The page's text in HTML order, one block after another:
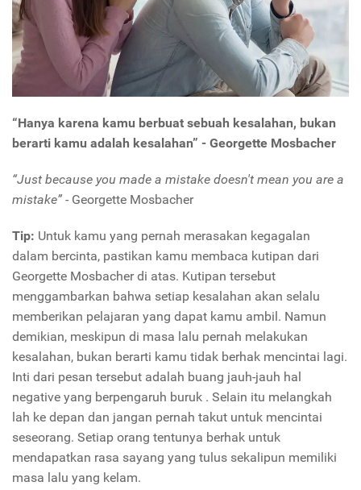
“Hanya karena kamu berbuat sebuah kesalahan, bukan
berarti kamu adalah kesalahan” - Georgette Mosbacher
“Just because you made a mistake doesn't mean you are a
mistake” - Georgette Mosbacher
Tip: Untuk kamu yang pernah merasakan kegagalan
dalam bercinta, pastikan kamu membaca kutipan dari
Georgette Mosbacher di atas. Kutipan tersebut
menggambarkan bahwa setiap kesalahan akan selalu
memberikan pelajaran yang dapat kamu ambil. Namun
demikian, meskipun di masa lalu pernah melakukan
kesalahan, bukan berarti kamu tidak berhak mencintai lagi.
Inti dari pesan tersebut adalah buang jauh-jauh hal
negative yang berpengaruh buruk . Selain itu melangkah
lah ke depan dan jangan pernah takut untuk mencintai
seseorang. Setiap orang tentunya berhak untuk
mendapatkan rasa sayang yang tulus sekalipun memiliki
masa lalu yang kelam.